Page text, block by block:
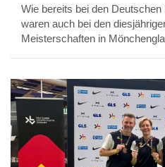
Wie bereits bei den
waren auch bei den
Meisterschaften in